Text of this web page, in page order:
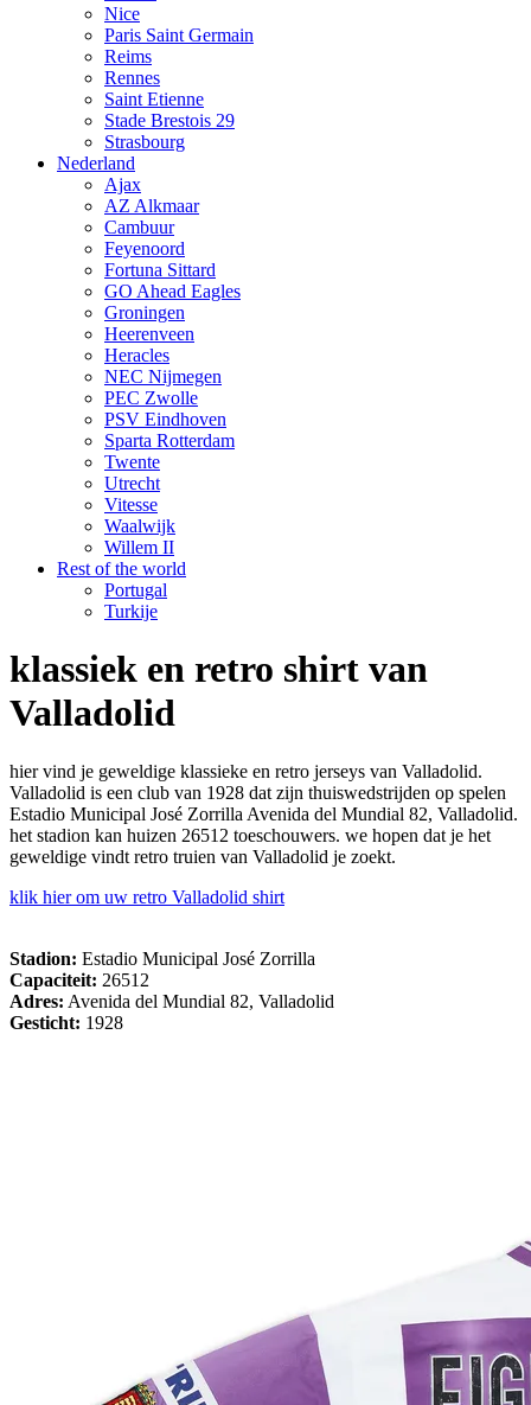
Nice
Paris Saint Germain
Reims
Rennes
Saint Etienne
Stade Brestois 29
Strasbourg
Nederland
Ajax
AZ Alkmaar
Cambuur
Feyenoord
Fortuna Sittard
GO Ahead Eagles
Groningen
Heerenveen
Heracles
NEC Nijmegen
PEC Zwolle
PSV Eindhoven
Sparta Rotterdam
Twente
Utrecht
Vitesse
Waalwijk
Willem II
Rest of the world
Portugal
Turkije
klassiek en retro shirt van
Valladolid
hier vind je geweldige klassieke en retro jerseys van Valladolid.
Valladolid is een club van 1928 dat zijn thuiswedstrijden op spelen
Estadio Municipal José Zorrilla Avenida del Mundial 82, Valladolid.
het stadion kan huizen 26512 toeschouwers. we hopen dat je het
geweldige vindt retro truien van Valladolid je zoekt.
klik hier om uw retro Valladolid shirt
Stadion: Estadio Municipal José Zorrilla
Capaciteit: 26512
Adres: Avenida del Mundial 82, Valladolid
Gesticht: 1928